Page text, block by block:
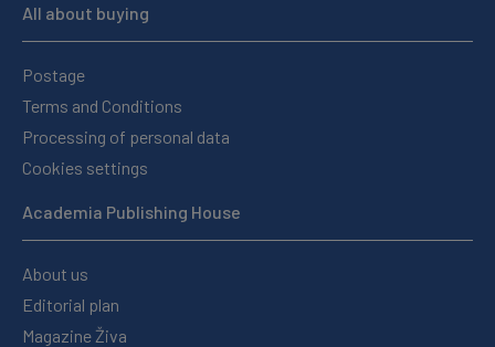
All about buying
Postage
Terms and Conditions
Processing of personal data
Cookies settings
Academia Publishing House
About us
Editorial plan
Magazine Živa